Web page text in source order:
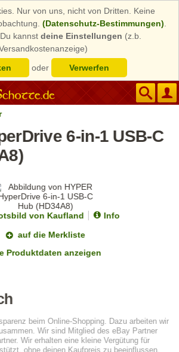
Nur von uns, nicht von Dritten. Keine
(Datenschutz-Bestimmungen)
kannst deine Einstellungen (z.b.
oder Verwerfen
6-in-1 USB-C
von Kaufland
Info
auf die Merkliste
Produktdaten anzeigen
beim Online-Shopping. Dazu arbeiten wir
Wir sind Mitglied des eBay Partner
Wir erhalten eine kleine Vergütung für
ohne deinen Kaufpreis zu beeinflussen.